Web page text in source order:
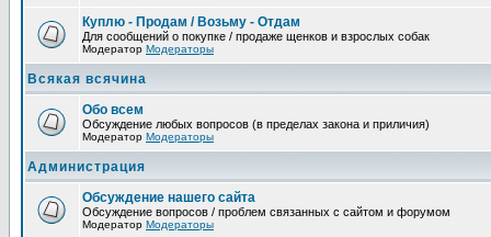
Куплю - Продам / Возьму - Отдам
Для сообщений о покупке / продаже щенков и взрослых собак
Модератор Модераторы
Всякая всячина
Обо всем
Обсуждение любых вопросов (в пределах закона и приличия)
Модератор Модераторы
Администрация
Обсуждение нашего сайта
Обсуждение вопросов / проблем связанных с сайтом и форумом
Модератор Модераторы